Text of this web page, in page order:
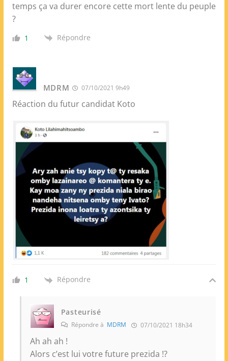
temps ça va durer encore cette mort lente du peuple
?
1 Répondre
MDRM 07/10/2021 9h49
Réaction du futur candidat Koto
1 Répondre
Pasteurisé
Répondre à MDRM 07/10/2021 18h34
Ah ah ah !
Alors c’est lui votre future prezida !?